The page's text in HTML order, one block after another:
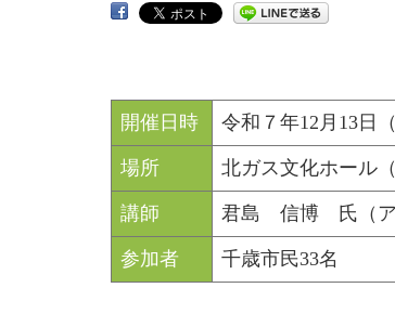
開催日時 令和７年12月13日
場所 北ガス文化ホール
講師 君島 信博 氏（ア
参加者 千歳市民33名